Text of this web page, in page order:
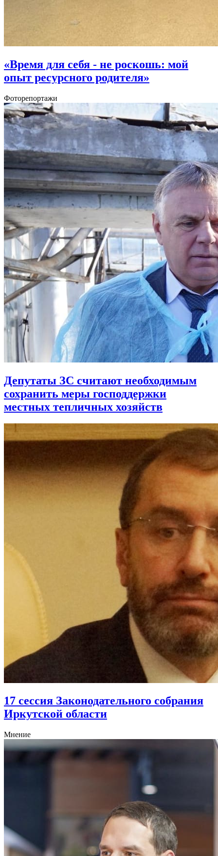
«Время для себя - не роскошь: мой
опыт ресурсного родителя»
Фоторепортажи
Депутаты ЗС считают необходимым
сохранить меры господдержки
местных тепличных хозяйств
17 сессия Законодательного собрания
Иркутской области
Мнение